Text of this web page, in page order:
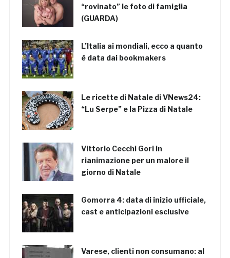
“rovinato” le foto di famiglia
(GUARDA)
L’Italia ai mondiali, ecco a quanto
è data dai bookmakers
Le ricette di Natale di VNews24:
“Lu Serpe” e la Pizza di Natale
Vittorio Cecchi Gori in
rianimazione per un malore il
giorno di Natale
Gomorra 4: data di inizio ufficiale,
cast e anticipazioni esclusive
Varese, clienti non consumano: al